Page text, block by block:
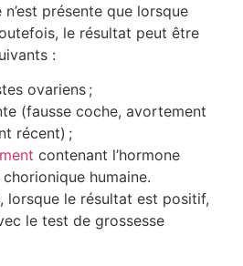
présente que lorsque
le résultat peut être
:
ovariens ;
(fausse coche, avortement
récent) ;
contenant l’hormone
humaine.
lorsque le résultat est positif,
le test de grossesse